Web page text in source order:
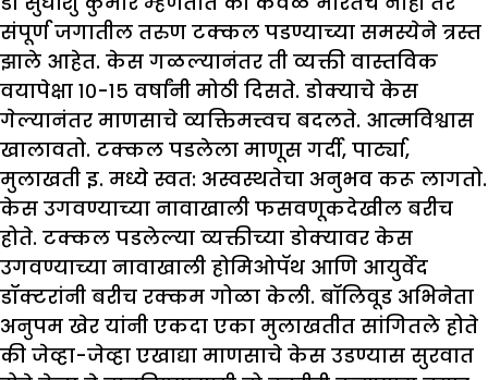
संपूर्ण जगातील तरुण टक्कल पडण्याच्या समस्येने त्रस्त
झाले आहेत. केस गळल्यानंतर ती व्यक्ती वास्तविक
वयापेक्षा १०-१५ वर्षांनी मोठी दिसते. डोक्याचे केस
गेल्यानंतर माणसाचे व्यक्तिमत्त्वच बदलते. आत्मविश्वास
खालावतो. टक्कल पडलेला माणूस गर्दी, पार्ट्या,
मुलाखती इ. मध्ये स्वत: अस्वस्थतेचा अनुभव करू लागतो.
केस उगवण्याच्या नावाखाली फसवणूकदेखील बरीच
होते. टक्कल पडलेल्या व्यक्तीच्या डोक्यावर केस
उगवण्याच्या नावाखाली होमिओपॅथ आणि आयुर्वेद
डॉक्टरांनी बरीच रक्कम गोळा केली. बॉलिवूड अभिनेता
अनुपम खेर यांनी एकदा एका मुलाखतीत सांगितले होते
की जेव्हा-जेव्हा एखाद्या माणसाचे केस उडण्यास सुरवात